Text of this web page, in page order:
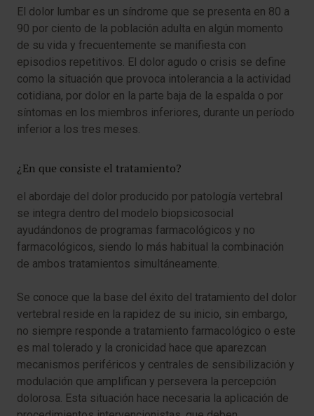
El dolor lumbar es un síndrome que se presenta en 80 a
90 por ciento de la población adulta en algún momento
de su vida y frecuentemente se manifiesta con
episodios repetitivos. El dolor agudo o crisis se define
como la situación que provoca intolerancia a la actividad
cotidiana, por dolor en la parte baja de la espalda o por
síntomas en los miembros inferiores, durante un período
inferior a los tres meses.
¿En que consiste el tratamiento?
el abordaje del dolor producido por patología vertebral
se integra dentro del modelo biopsicosocial
ayudándonos de programas farmacológicos y no
farmacológicos, siendo lo más habitual la combinación
de ambos tratamientos simultáneamente.
Se conoce que la base del éxito del tratamiento del dolor
vertebral reside en la rapidez de su inicio, sin embargo,
no siempre responde a tratamiento farmacológico o este
es mal tolerado y la cronicidad hace que aparezcan
mecanismos periféricos y centrales de sensibilización y
modulación que amplifican y persevera la percepción
dolorosa. Esta situación hace necesaria la aplicación de